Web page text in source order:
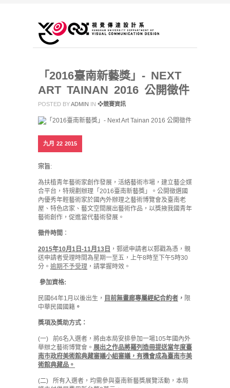
「2016臺南新藝獎」- NEXT
ART TAINAN 2016 公開徵件
POSTED BYADMIN IN ❖競賽資訊
九月 22 2015
宗旨:
為扶植青年藝術家創作發展，活絡藝術市場，建立藝企媒
合平台，特規劃辦理「2016臺南新藝獎」。公開徵選國
內優秀年輕藝術家於國內外辦理之藝術博覽會及臺南老
屋、特色店家、藝文空間展出藝術作品，以獎掖我國青年
藝術創作，促進當代藝術發展。
徵件時間 ：
2015年10月1 日-11月13日 ，郵遞申請者以郵戳為憑，親
送申請者受理時間為星期一至五，上午8時至下午5時30
分。 逾期不予受理 ，請掌握時效。
參加資格:
民國64年1月以後出生， 目前無畫廊專屬經紀合約者 ， 限
中華民國國籍 。
獎項及獎助方式：
(一) 前6名入選者，將由本局安排參加一場105年國內外
舉辦之藝術博覽會。 展出之作品將羅列造冊提送當年度臺
南市政府美術館典藏審議小組審議，有機會成為臺南市美
術館典藏品。
(二) 所有入選者，均需參與臺南新藝獎展覽活動，本局